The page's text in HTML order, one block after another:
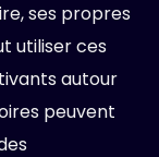
ses propres
utiliser ces
autour
peuvent